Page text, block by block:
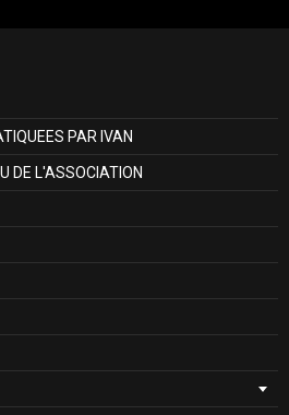
PAR IVAN
DE L'ASSOCIATION